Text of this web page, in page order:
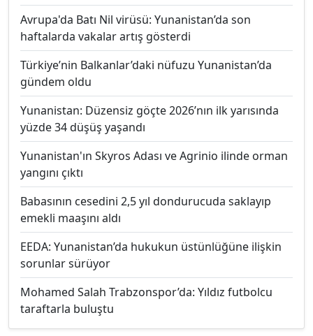
Avrupa'da Batı Nil virüsü: Yunanistan’da son
haftalarda vakalar artış gösterdi
Türkiye’nin Balkanlar’daki nüfuzu Yunanistan’da
gündem oldu
Yunanistan: Düzensiz göçte 2026’nın ilk yarısında
yüzde 34 düşüş yaşandı
Yunanistan'ın Skyros Adası ve Agrinio ilinde orman
yangını çıktı
Babasının cesedini 2,5 yıl dondurucuda saklayıp
emekli maaşını aldı
EEDA: Yunanistan’da hukukun üstünlüğüne ilişkin
sorunlar sürüyor
Mohamed Salah Trabzonspor’da: Yıldız futbolcu
taraftarla buluştu